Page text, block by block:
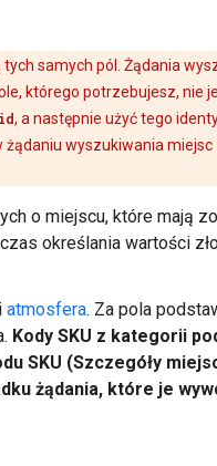
samych pól. Żądania
którego potrzebujesz, nie
, a następnie użyć tego
żądaniu wyszukiwania
o miejscu, które mają
określania wartości
i atmosfera. Za pola
Kody SKU z kategorii
SKU (Szczegóły
żądania, które je